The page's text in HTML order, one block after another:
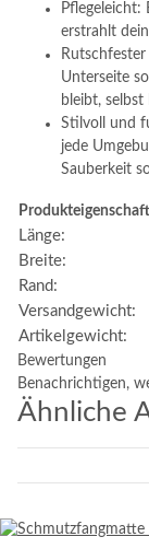
Pflegeleicht:
erstrahlt
Unterseite
bleibt, selbst
Stilvoll und
jede
Sauberkeit
Produkteigenschaft
Länge:
Breite:
Rand:
Versandgewicht:
Artikelgewicht:
Bewertungen
Benachrichtigen,
Ähnliche